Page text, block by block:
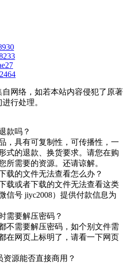
网络，如若本站内容侵犯了原著
行处理。
款吗？
，具有可复制性，可传播性，一
式的退款、换货要求。请您在购
所需要的资源。还请谅解。
载的文件无法查看怎么办？
载或者下载的文件无法查看这类
信号 jiyc2008）提供付款信息为
需要解压密码？
不需要解压密码，如个别文件需
在网页上标明了，请看一下网页
源能否直接商用？